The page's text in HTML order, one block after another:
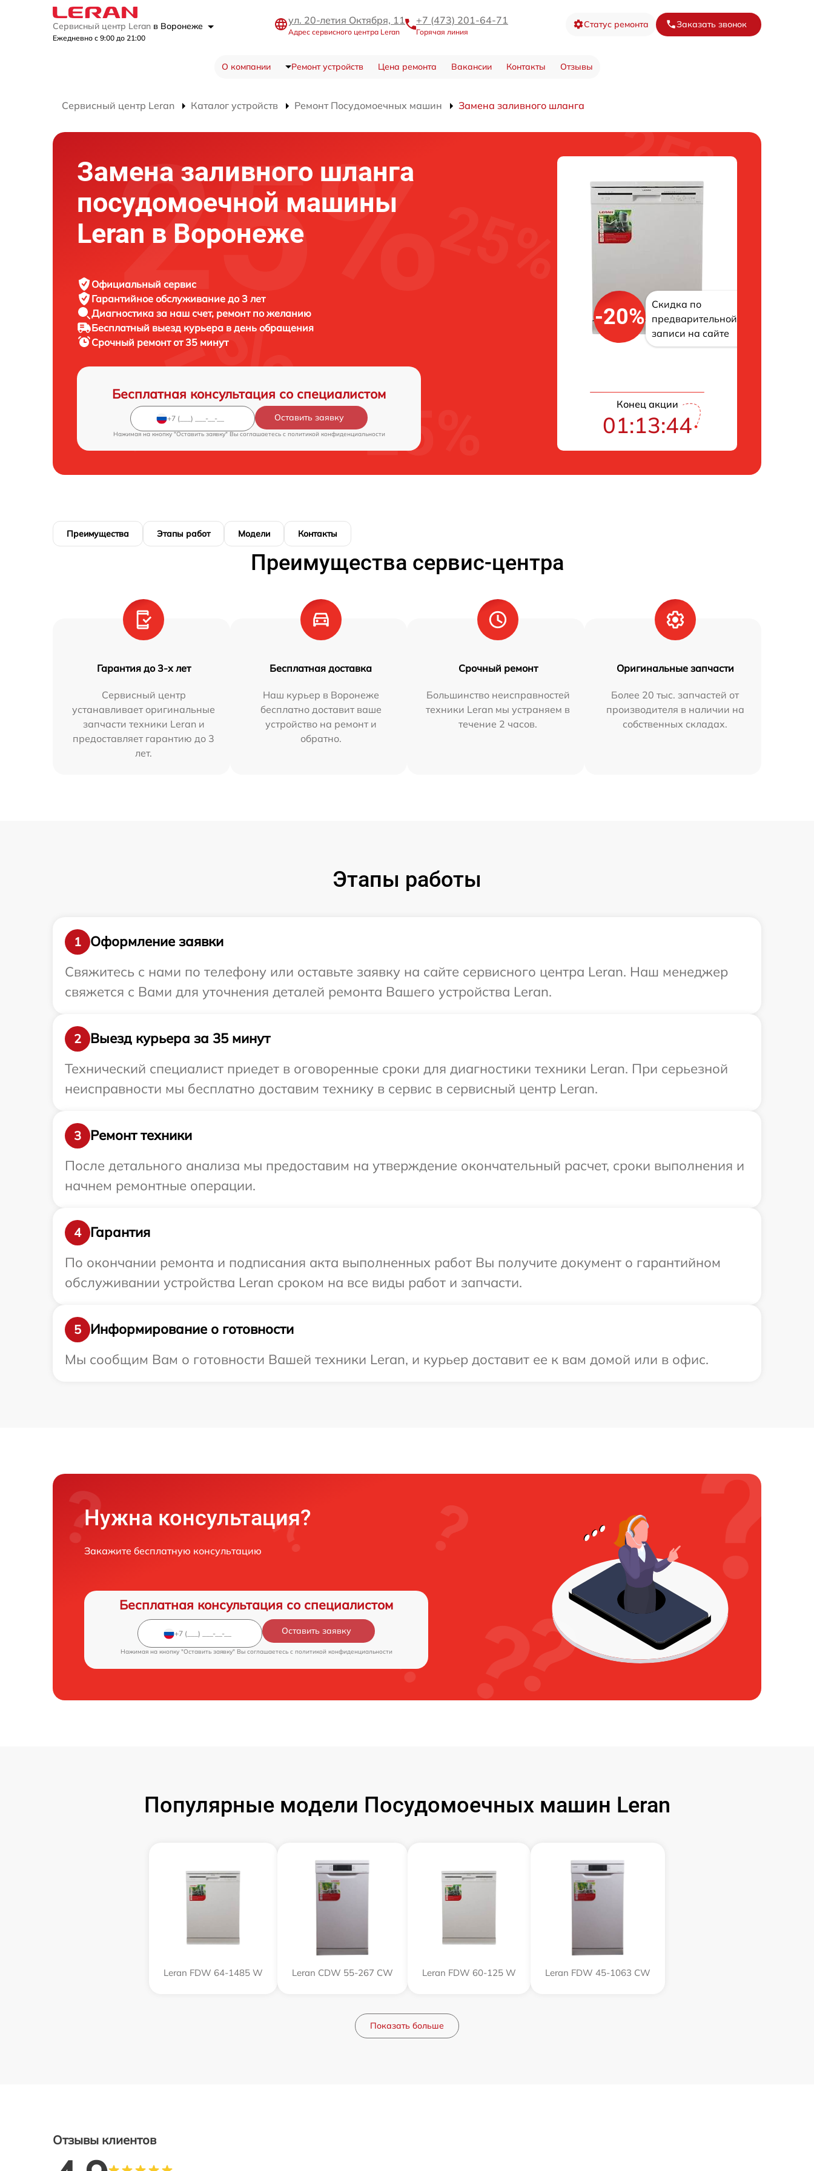
Сервисный центр Leran в Воронеже
Ежедневно с 9:00 до 21:00
ул. 20-летия Октября, 11
Адрес сервисного центра Leran
+7 (473) 201-64-71
Горячая линия
Статус ремонта Заказать звонок
О компании Ремонт устройств Цена ремонта Вакансии Контакты Отзывы
Сервисный центр Leran Каталог устройств Ремонт Посудомоечных машин Замена заливного шланга
Замена заливного шланга
посудомоечной машины
Leran в Воронеже
Официальный сервис
Гарантийное обслуживание до 3 лет
Диагностика за наш счет, ремонт по желанию
Бесплатный выезд курьера в день обращения
Срочный ремонтот 35 минут
Бесплатная консультация со специалистом
Оставить заявку
Нажимая на кнопку "Оставить заявку" Вы соглашаетесь c политикой конфиденциальности
-20%
Скидка по
предварительной
записи на сайте
Конец акции
01:13:43
Преимущества Этапы работ Модели Контакты
Преимущества сервис-центра
Гарантия до 3-х лет
Сервисный центр
устанавливает оригинальные
запчасти техники Leran и
предоставляет гарантию до 3
лет.
Бесплатная доставка
Наш курьер в Воронеже
бесплатно доставит ваше
устройство на ремонт и
обратно.
Срочный ремонт
Большинство неисправностей
техники Leran мы устраняем в
течение 2 часов.
Оригинальные запчасти
Более 20 тыс. запчастей от
производителя в наличии на
собственных складах.
Этапы работы
1
Оформление заявки
Свяжитесь с нами по телефону или оставьте заявку на сайте сервисного центра Leran. Наш менеджер
свяжется с Вами для уточнения деталей ремонта Вашего устройства Leran.
2
Выезд курьера за 35 минут
Технический специалист приедет в оговоренные сроки для диагностики техники Leran. При серьезной
неисправности мы бесплатно доставим технику в сервис в сервисный центр Leran.
3
Ремонт техники
После детального анализа мы предоставим на утверждение окончательный расчет, сроки выполнения и
начнем ремонтные операции.
4
Гарантия
По окончании ремонта и подписания акта выполненных работ Вы получите документ о гарантийном
обслуживании устройства Leran сроком на все виды работ и запчасти.
5
Информирование о готовности
Мы сообщим Вам о готовности Вашей техники Leran, и курьер доставит ее к вам домой или в офис.
Нужна консультация?
Закажите бесплатную консультацию
Бесплатная консультация со специалистом
Оставить заявку
Нажимая на кнопку "Оставить заявку" Вы соглашаетесь c политикой конфиденциальности
Популярные модели Посудомоечных машин Leran
Leran FDW 64-1485 W Leran CDW 55-267 CW Leran FDW 60-125 W Leran FDW 45-1063 CW
Показать больше
Отзывы клиентов